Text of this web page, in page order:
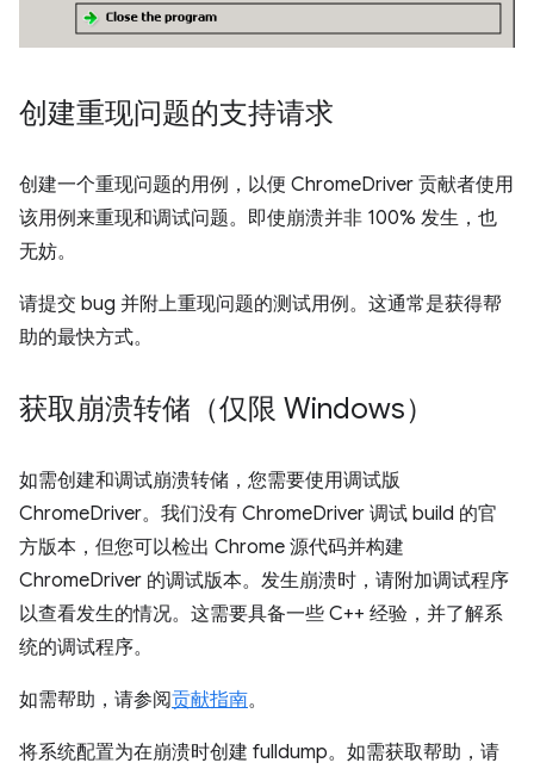
创建重现问题的支持请求
创建一个重现问题的用例，以便 ChromeDriver 贡献者使用
该用例来重现和调试问题。即使崩溃并非 100% 发生，也
无妨。
请提交 bug 并附上重现问题的测试用例。这通常是获得帮
助的最快方式。
获取崩溃转储（仅限 Windows）
如需创建和调试崩溃转储，您需要使用调试版
ChromeDriver。我们没有 ChromeDriver 调试 build 的官
方版本，但您可以检出 Chrome 源代码并构建
ChromeDriver 的调试版本。发生崩溃时，请附加调试程序
以查看发生的情况。这需要具备一些 C++ 经验，并了解系
统的调试程序。
如需帮助，请参阅贡献指南。
将系统配置为在崩溃时创建 fulldump。如需获取帮助，请